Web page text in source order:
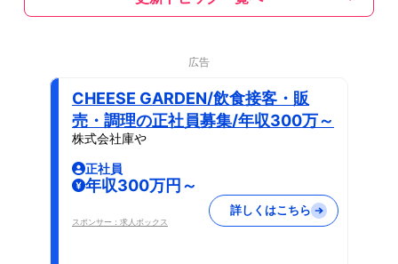
広告
CHEESE GARDEN/飲食接客・販
売・調理の正社員募集/年収300万～
株式会社庫や
正社員
年収300万円～
スポンサー：求人ボックス
詳しくはこちら